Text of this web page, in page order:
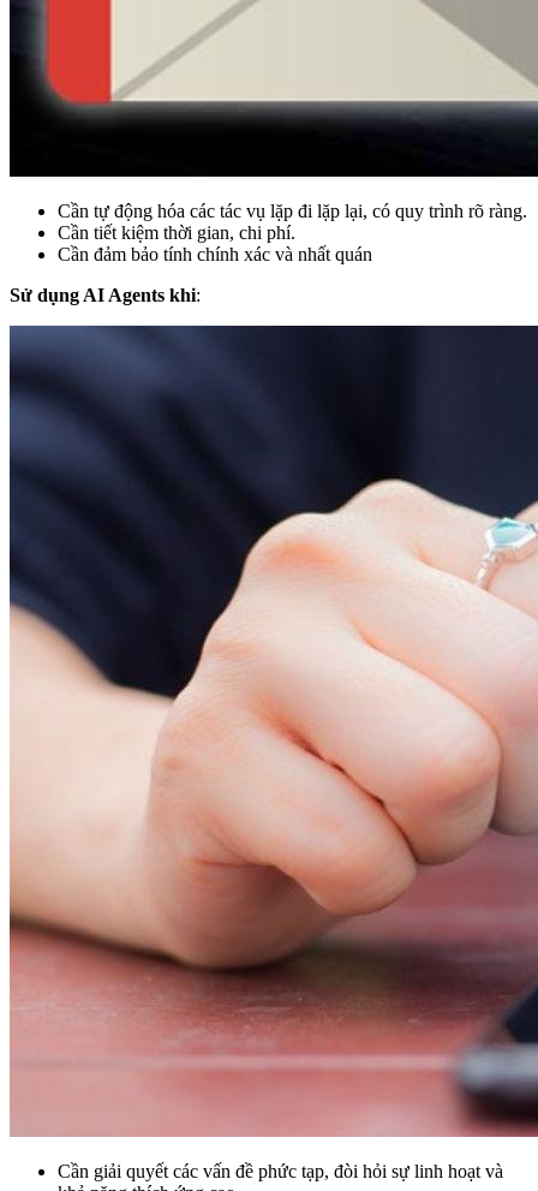
Cần tự động hóa các tác vụ lặp đi lặp lại, có quy trình rõ ràng.
Cần tiết kiệm thời gian, chi phí.
Cần đảm bảo tính chính xác và nhất quán
Sử dụng AI Agents khi:
Cần giải quyết các vấn đề phức tạp, đòi hỏi sự linh hoạt và